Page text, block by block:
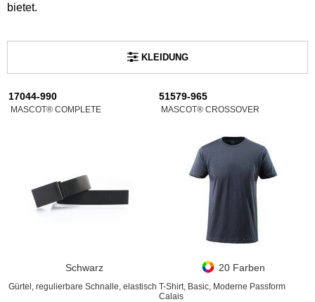
bietet.
KLEIDUNG
17044-990
MASCOT® COMPLETE
Schwarz
Gürtel, regulierbare Schnalle, elastisch
51579-965
MASCOT® CROSSOVER
20 Farben
T-Shirt, Basic, Moderne Passform
Calais